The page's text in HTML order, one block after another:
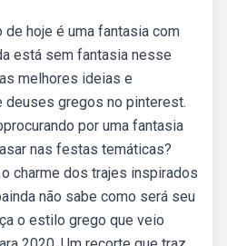
hoje é uma fantasia com
está sem fantasia nesse
melhores ideias e
deuses gregos no pinterest.
por uma fantasia
nas festas temáticas?
charme dos trajes inspirados
não sabe como será seu
o estilo grego que veio